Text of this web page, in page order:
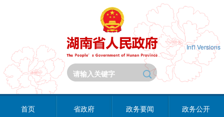
Int'l Versions
首页 省政府 政务要闻 政务公开